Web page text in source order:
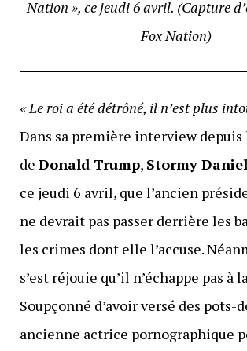
Nation », ce jeudi 6 avril. (Capture
Fox Nation)
« Le roi a été détrôné, il n’est plus
Dans sa première interview
de Donald Trump, Stormy
ce jeudi 6 avril, que l’ancien
ne devrait pas passer derrière les
les crimes dont elle l’accuse.
s’est réjouie qu’il n’échappe pas à
Soupçonné d’avoir versé des pots-
ancienne actrice pornographique